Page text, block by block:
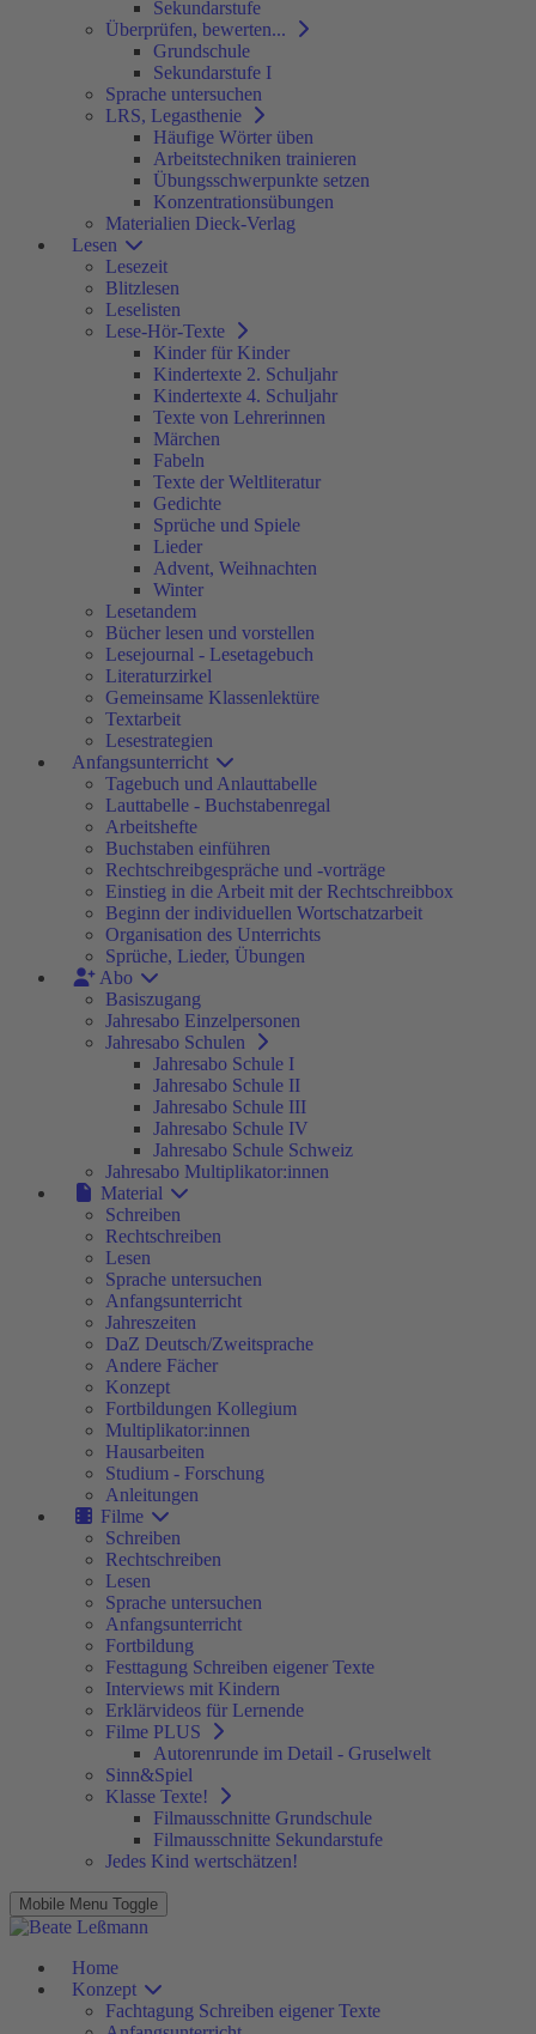
Sekundarstufe
Überprüfen, bewerten...
Grundschule
Sekundarstufe I
Sprache untersuchen
LRS, Legasthenie
Häufige Wörter üben
Arbeitstechniken trainieren
Übungsschwerpunkte setzen
Konzentrationsübungen
Materialien Dieck-Verlag
Lesen
Lesezeit
Blitzlesen
Leselisten
Lese-Hör-Texte
Kinder für Kinder
Kindertexte 2. Schuljahr
Kindertexte 4. Schuljahr
Texte von Lehrerinnen
Märchen
Fabeln
Texte der Weltliteratur
Gedichte
Sprüche und Spiele
Lieder
Advent, Weihnachten
Winter
Lesetandem
Bücher lesen und vorstellen
Lesejournal - Lesetagebuch
Literaturzirkel
Gemeinsame Klassenlektüre
Textarbeit
Lesestrategien
Anfangsunterricht
Tagebuch und Anlauttabelle
Lauttabelle - Buchstabenregal
Arbeitshefte
Buchstaben einführen
Rechtschreibgespräche und -vorträge
Einstieg in die Arbeit mit der Rechtschreibbox
Beginn der individuellen Wortschatzarbeit
Organisation des Unterrichts
Sprüche, Lieder, Übungen
Abo
Basiszugang
Jahresabo Einzelpersonen
Jahresabo Schulen
Jahresabo Schule I
Jahresabo Schule II
Jahresabo Schule III
Jahresabo Schule IV
Jahresabo Schule Schweiz
Jahresabo Multiplikator:innen
Material
Schreiben
Rechtschreiben
Lesen
Sprache untersuchen
Anfangsunterricht
Jahreszeiten
DaZ Deutsch/Zweitsprache
Andere Fächer
Konzept
Fortbildungen Kollegium
Multiplikator:innen
Hausarbeiten
Studium - Forschung
Anleitungen
Filme
Schreiben
Rechtschreiben
Lesen
Sprache untersuchen
Anfangsunterricht
Fortbildung
Festtagung Schreiben eigener Texte
Interviews mit Kindern
Erklärvideos für Lernende
Filme PLUS
Autorenrunde im Detail - Gruselwelt
Sinn&Spiel
Klasse Texte!
Filmausschnitte Grundschule
Filmausschnitte Sekundarstufe
Jedes Kind wertschätzen!
Mobile Menu Toggle
Home
Konzept
Fachtagung Schreiben eigener Texte